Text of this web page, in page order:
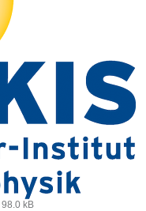
98.0 kB